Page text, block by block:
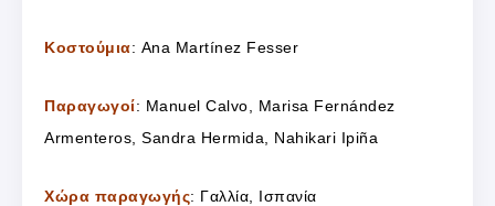
Κοστούμια: Ana Martínez Fesser
Παραγωγοί: Manuel Calvo, Marisa Fernández
Armenteros, Sandra Hermida, Nahikari Ipiña
Χώρα παραγωγής: Γαλλία, Ισπανία